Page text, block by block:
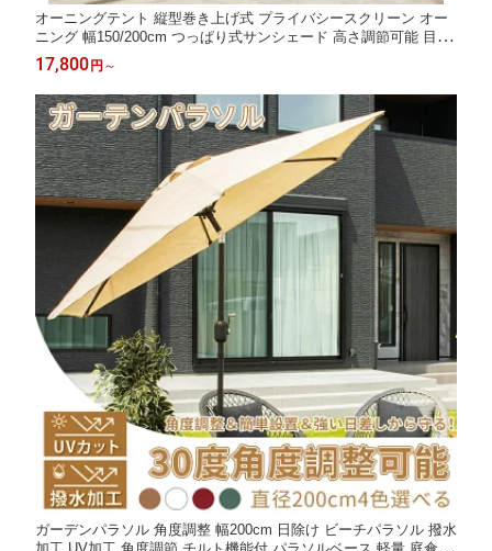
オーニングテント 縦型巻き上げ式 プライバシースクリーン オー
ニング 幅150/200cm つっぱり式サンシェード 高さ調節可能 目隠
し機能付き 窓・庭用 日除け 雨よけ UVカット
17,800円 ～
ガーデンパラソル 角度調整 幅200cm 日除け ビーチパラソル 撥水